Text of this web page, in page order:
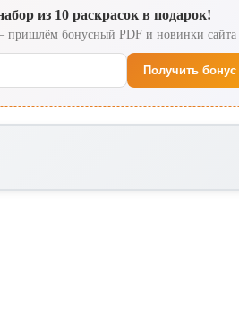
из 10 раскрасок в подарок!
пришлём бонусный PDF и новинки сайта
Получить бонус